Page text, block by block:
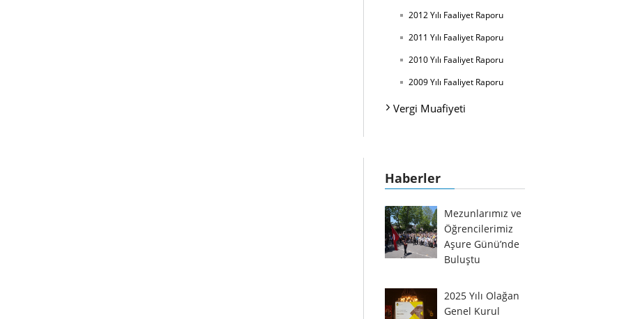
2012 Yılı Faaliyet Raporu
2011 Yılı Faaliyet Raporu
2010 Yılı Faaliyet Raporu
2009 Yılı Faaliyet Raporu
Vergi Muafiyeti
Haberler
Mezunlarımız ve
Öğrencilerimiz
Aşure Günü’nde
Buluştu
2025 Yılı Olağan
Genel Kurul